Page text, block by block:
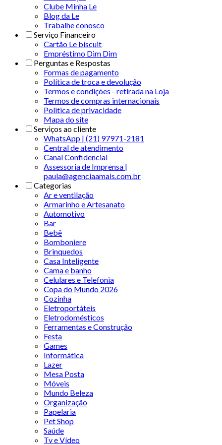
Clube Minha Le
Blog da Le
Trabalhe conosco
Serviço Financeiro
Cartão Le biscuit
Empréstimo Dim Dim
Perguntas e Respostas
Formas de pagamento
Política de troca e devolução
Termos e condições - retirada na Loja
Termos de compras internacionais
Politica de privacidade
Mapa do site
Serviços ao cliente
WhatsApp | (21) 97971-2181
Central de atendimento
Canal Confidencial
Assessoria de Imprensa |
paula@agenciaamais.com.br
Categorias
Ar e ventilação
Armarinho e Artesanato
Automotivo
Bar
Bebê
Bomboniere
Brinquedos
Casa Inteligente
Cama e banho
Celulares e Telefonia
Copa do Mundo 2026
Cozinha
Eletroportáteis
Eletrodomésticos
Ferramentas e Construção
Festa
Games
Informática
Lazer
Mesa Posta
Móveis
Mundo Beleza
Organização
Papelaria
Pet Shop
Saúde
Tv e Vídeo